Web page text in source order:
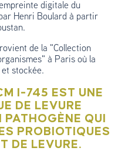
digitale du
Henri Boulard à partir
de la "Collection
à Paris où la
stockée.
I-745 EST UNE
DE LEVURE
QUI
PROBIOTIQUES
DE LEVURE.